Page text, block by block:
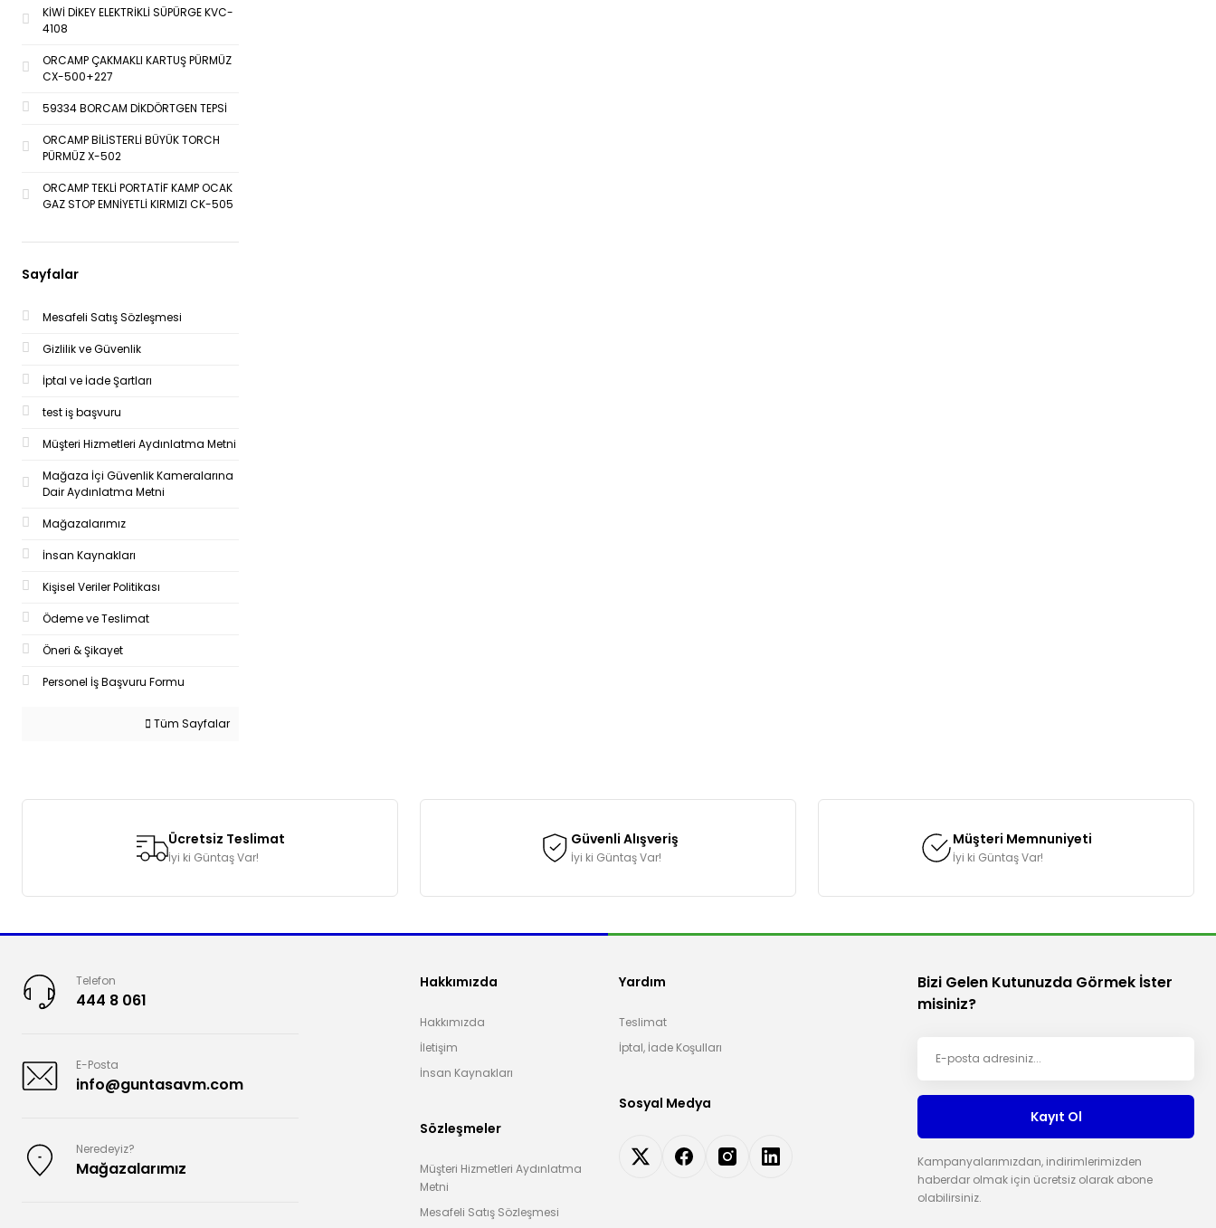
KİWİ DİKEY ELEKTRİKLİ SÜPÜRGE KVC-
4108
ORCAMP ÇAKMAKLI KARTUŞ PÜRMÜZ
CX-500+227
59334 BORCAM DİKDÖRTGEN TEPSİ
ORCAMP BİLİSTERLİ BÜYÜK TORCH
PÜRMÜZ X-502
ORCAMP TEKLİ PORTATİF KAMP OCAK
GAZ STOP EMNİYETLİ KIRMIZI CK-505
Sayfalar
Mesafeli Satış Sözleşmesi
Gizlilik ve Güvenlik
İptal ve İade Şartları
test iş başvuru
Müşteri Hizmetleri Aydınlatma Metni
Mağaza İçi Güvenlik Kameralarına
Dair Aydınlatma Metni
Mağazalarımız
İnsan Kaynakları
Kişisel Veriler Politikası
Ödeme ve Teslimat
Öneri & Şikayet
Personel İş Başvuru Formu
Tüm Sayfalar
Ücretsiz Teslimat
İyi ki Güntaş Var!
Güvenli Alışveriş
İyi ki Güntaş Var!
Müşteri Memnuniyeti
İyi ki Güntaş Var!
Telefon
444 8 061
E-Posta
info@guntasavm.com
Neredeyiz?
Mağazalarımız
Hakkımızda
Hakkımızda
İletişim
İnsan Kaynakları
Sözleşmeler
Müşteri Hizmetleri Aydınlatma
Metni
Mesafeli Satış Sözleşmesi
Yardım
Teslimat
İptal, İade Koşulları
Sosyal Medya
Bizi Gelen Kutunuzda Görmek İster
misiniz?
Kayıt Ol
Kampanyalarımızdan, indirimlerimizden
haberdar olmak için ücretsiz olarak abone
olabilirsiniz.